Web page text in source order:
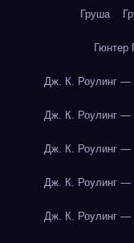
Груша
Гюнтер
Дж. К. Роулинг —
Дж. К. Роулинг —
Дж. К. Роулинг —
Дж. К. Роулинг —
Дж. К. Роулинг —